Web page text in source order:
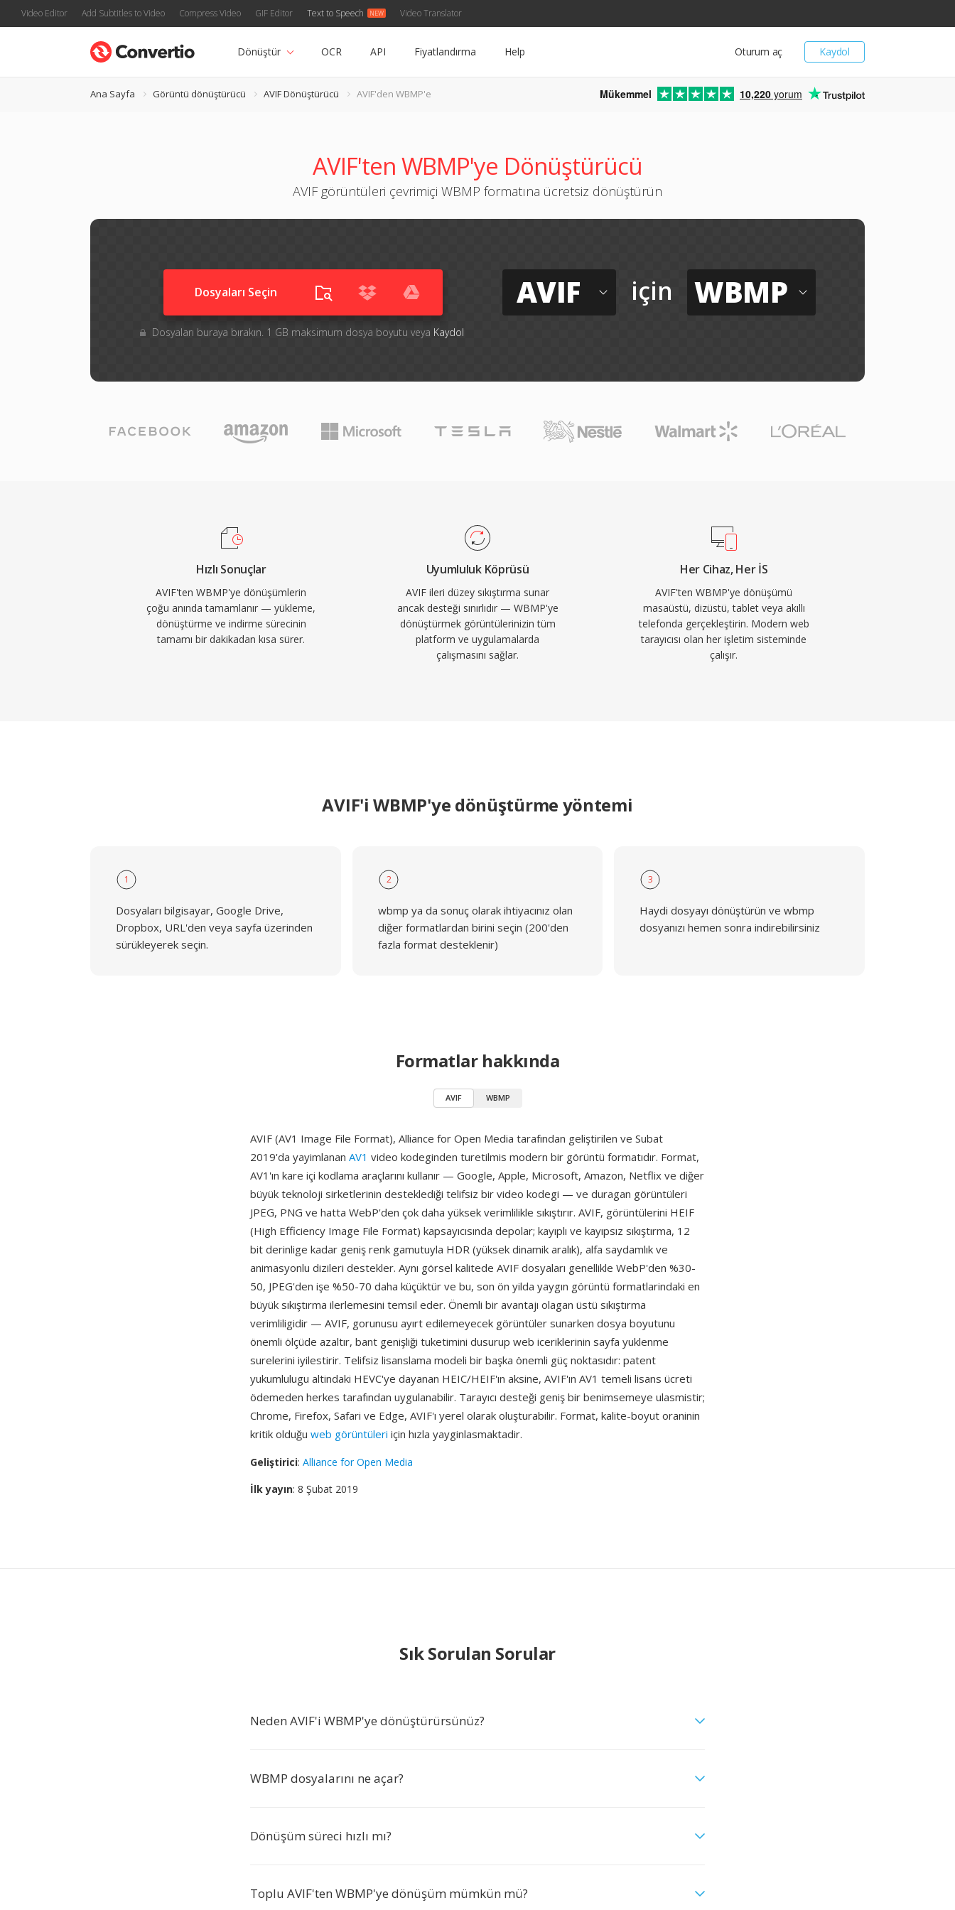
Video Editor Add Subtitles to Video Compress Video GIF Editor Text to Speech Video Translator
Kaydol
Oturum aç
Dönüştür OCR API Fiyatlandırma Help
Ana Sayfa Görüntü dönüştürücü AVIF Dönüştürücü AVIF'den WBMP'e Mükemmel 10,220 yorum
AVIF'ten WBMP'ye Dönüştürücü
AVIF görüntüleri çevrimiçi WBMP formatına ücretsiz dönüştürün
Dosyaları Seçin
Dosyaları buraya bırakın. 1 GB maksimum dosya boyutu veya Kaydol
AVIF için WBMP
Hızlı Sonuçlar
AVIF'ten WBMP'ye dönüşümlerin
çoğu anında tamamlanır — yükleme,
dönüştürme ve indirme sürecinin
tamamı bir dakikadan kısa sürer.
Uyumluluk Köprüsü
AVIF ileri düzey sıkıştırma sunar
ancak desteği sınırlıdır — WBMP'ye
dönüştürmek görüntülerinizin tüm
platform ve uygulamalarda
çalışmasını sağlar.
Her Cihaz, Her İS
AVIF'ten WBMP'ye dönüşümü
masaüstü, dizüstü, tablet veya akıllı
telefonda gerçekleştirin. Modern web
tarayıcısı olan her işletim sisteminde
çalışır.
AVIF'i WBMP'ye dönüştürme yöntemi
1
Dosyaları bilgisayar, Google Drive,
Dropbox, URL'den veya sayfa üzerinden
sürükleyerek seçin.
2
wbmp ya da sonuç olarak ihtiyacınız olan
diğer formatlardan birini seçin (200'den
fazla format desteklenir)
3
Haydi dosyayı dönüştürün ve wbmp
dosyanızı hemen sonra indirebilirsiniz
Formatlar hakkında
AVIF WBMP
AVIF (AV1 Image File Format), Alliance for Open Media tarafından geliştirilen ve Subat
2019'da yayimlanan AV1 video kodeginden turetilmis modern bir görüntü formatıdır. Format,
AV1'ın kare içi kodlama araçlarını kullanır — Google, Apple, Microsoft, Amazon, Netflix ve diğer
büyük teknoloji sirketlerinin desteklediği telifsiz bir video kodegi — ve duragan görüntüleri
JPEG, PNG ve hatta WebP'den çok daha yüksek verimlilikle sıkıştırır. AVIF, görüntülerini HEIF
(High Efficiency Image File Format) kapsayıcısında depolar; kayıplı ve kayıpsız sıkıştırma, 12
bit derinlige kadar geniş renk gamutuyla HDR (yüksek dinamik aralık), alfa saydamlık ve
animasyonlu dizileri destekler. Aynı görsel kalitede AVIF dosyaları genellikle WebP'den %30-
50, JPEG'den işe %50-70 daha küçüktür ve bu, son ön yilda yaygın görüntü formatlarindaki en
büyük sıkıştırma ilerlemesini temsil eder. Önemli bir avantajı olagan üstü sıkıştırma
verimliligidir — AVIF, gorunusu ayırt edilemeyecek görüntüler sunarken dosya boyutunu
önemli ölçüde azaltır, bant genişliği tuketimini dusurup web iceriklerinin sayfa yuklenme
surelerini iyilestirir. Telifsiz lisanslama modeli bir başka önemli güç noktasıdır: patent
yukumlulugu altindaki HEVC'ye dayanan HEIC/HEIF'ın aksine, AVIF'ın AV1 temeli lisans ücreti
ödemeden herkes tarafından uygulanabilir. Tarayıcı desteği geniş bir benimsemeye ulasmistir;
Chrome, Firefox, Safari ve Edge, AVIF'ı yerel olarak oluşturabilir. Format, kalite-boyut oraninin
kritik olduğu web görüntüleri için hızla yayginlasmaktadir.
Geliştirici: Alliance for Open Media
İlk yayın: 8 Şubat 2019
Sık Sorulan Sorular
Neden AVIF'i WBMP'ye dönüştürürsünüz?
WBMP dosyalarını ne açar?
Dönüşüm süreci hızlı mı?
Toplu AVIF'ten WBMP'ye dönüşüm mümkün mü?